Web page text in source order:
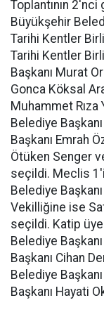
Toplantının
Büyükşehir
Tarihi Kentler
Tarihi Kentler
Başkanı Murat
Gonca Köksal
Muhammet Rıza
Belediye
Başkanı Emrah
Ötüken Senger
seçildi. Meclis
Belediye
Vekilliğine ise
seçildi. Katip
Belediye
Başkanı Cihan
Belediye
Başkanı Hayati